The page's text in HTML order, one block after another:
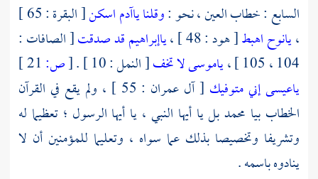
السابع : خطاب العين ، نحو :وقلنا ياآدم اسكن
[ البقرة : 65 ]
،يانوح اهبط[ هود : 48 ] ، ياإبراهيم قد صدقت[ الصافات :
104 ، 105 ] ،
ياموسى لا تخف[ النمل : 10 ] . [ص:
ياعيسى إني متوفيك
[ آل عمران : 55 ] ، ولم يقع في القرآن
الخطاب بيا محمدبل يا أيها النبي ، يا أيها الرسول ؛ تعظيما له
وتشريفا وتخصيصا بذلك عما سواه ، وتعليما للمؤمنين أن لا
ينادوه باسمه .